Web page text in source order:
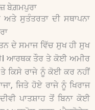
ਬੇਗ਼ਮਪੁਰਾ
ਅਤੇ ਸੁਤੰਤਰਤਾ ਦੀ ਸਥਾਪਨਾ
ਦੇ ਸਮਾਜ ਵਿੱਚ ਸੁਖ ਹੀ ਸੁਖ
ਹੈ। ਆਰਥਕ ਤੌਰ ਤੇ ਕੋਈ ਅਮੀਰ
ਕਿਸੇ ਰਾਜੇ ਨੂੰ ਕੋਈ ਕਰ ਨਹੀਂ
ਜਿਤੇ ਹੋਏ ਰਾਜੇ ਨੂੰ ਖਿਰਾਜ
ਪਾਤਸ਼ਾਹ ਤੋਂ ਬਿਨਾ ਕੋਈ